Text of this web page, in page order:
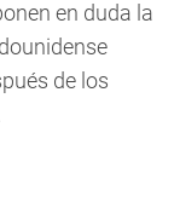
en duda la
de los